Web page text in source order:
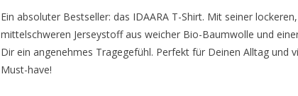
Ein absoluter Bestseller: das IDAARA T-Shirt. Mit seiner
mittelschweren Jerseystoff aus weicher Bio-Baumwolle und
Dir ein angenehmes Tragegefühl. Perfekt für Deinen Alltag und
Must-have!